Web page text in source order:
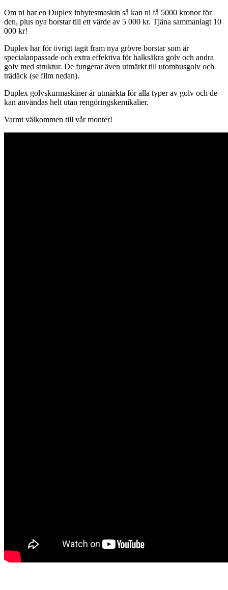
Om ni har en Duplex inbytesmaskin så kan ni få 5000 kronor för
den, plus nya borstar till ett värde av 5 000 kr. Tjäna sammanlagt 10
000 kr!
Duplex har för övrigt tagit fram nya grövre borstar som är
specialanpassade och extra effektiva för halksäkra golv och andra
golv med struktur. De fungerar även utmärkt till utomhusgolv och
trädäck (se film nedan).
Duplex golvskurmaskiner är utmärkta för alla typer av golv och de
kan användas helt utan rengöringskemikalier.
Varmt välkommen till vår monter!